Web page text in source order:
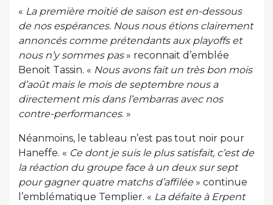
« La première moitié de saison est en-dessous
de nos espérances. Nous nous étions clairement
annoncés comme prétendants aux playoffs et
nous n’y sommes pas» reconnait d’emblée
Benoit Tassin. « Nous avons fait un très bon mois
d’août mais le mois de septembre nous a
directement mis dans l’embarras avec nos
contre-performances. »
Néanmoins, le tableau n’est pas tout noir pour
Haneffe. « Ce dont je suis le plus satisfait, c’est de
la réaction du groupe face à un deux sur sept
pour gagner quatre matchs d’affilée» continue
l’emblématique Templier. « La défaite à Erpent